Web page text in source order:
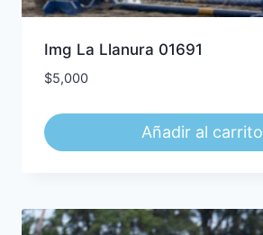
Img La Llanura 01691
$5,000
Añadir al carrito